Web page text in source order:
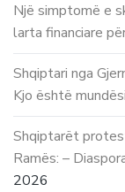
Një simptomë e
larta financiare
Shqiptari nga
Kjo është
Shqiptarët
Ramës: –
2026